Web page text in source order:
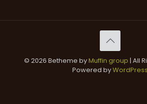
© 2026 Betheme byMuffin group | All
Powered byWordPress